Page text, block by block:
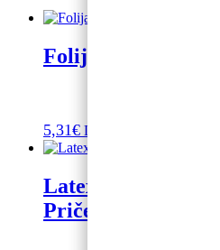
Folija balon
5,31€ Dodaj u košaricu
Latex balon sa
Pričest